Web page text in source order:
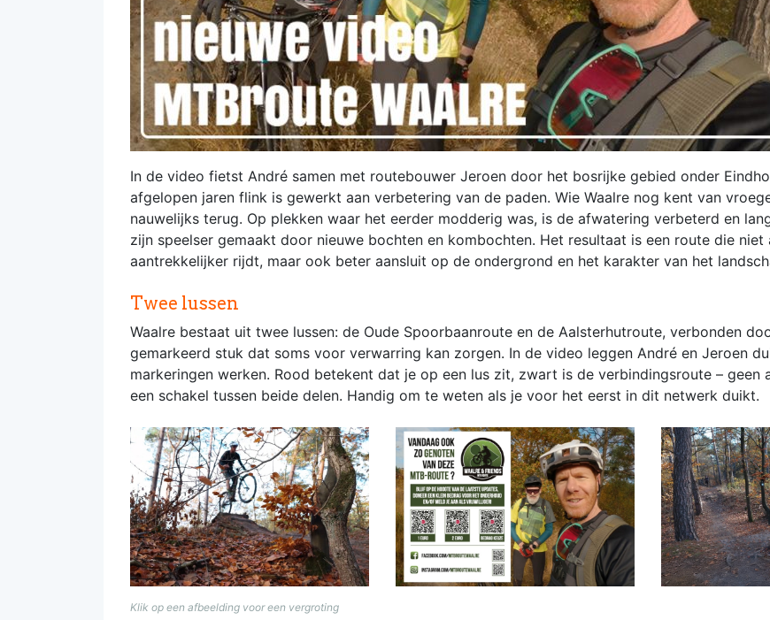
In de video fietst André samen met routebouwer Jeroen door het bosrijke gebied onder
afgelopen jaren flink is gewerkt aan verbetering van de paden. Wie Waalre nog kent van
nauwelijks terug. Op plekken waar het eerder modderig was, is de afwatering verbeterd en
zijn speelser gemaakt door nieuwe bochten en kombochten. Het resultaat is een route die niet
aantrekkelijker rijdt, maar ook beter aansluit op de ondergrond en het karakter van het
Twee lussen
Waalre bestaat uit twee lussen: de Oude Spoorbaanroute en de Aalsterhutroute, verbonden
gemarkeerd stuk dat soms voor verwarring kan zorgen. In de video leggen André en Jeroen
markeringen werken. Rood betekent dat je op een lus zit, zwart is de verbindingsroute – geen
een schakel tussen beide delen. Handig om te weten als je voor het eerst in dit netwerk duikt.
Klik op een afbeelding voor een vergroting